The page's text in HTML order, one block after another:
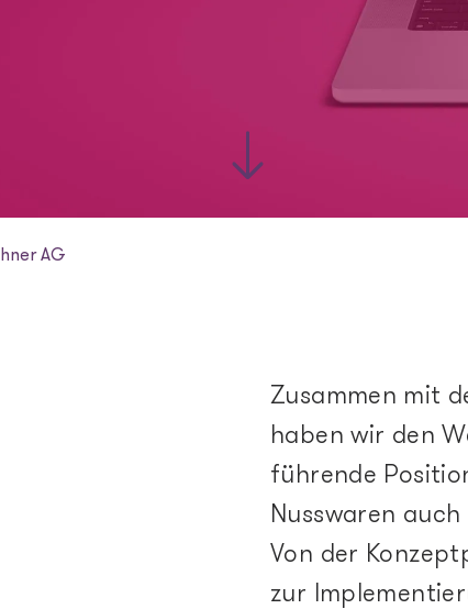
KI, Daten &
Digital Marketing
AG
Zusammen mit
haben wir den
führende
Nusswaren
Von der
zur